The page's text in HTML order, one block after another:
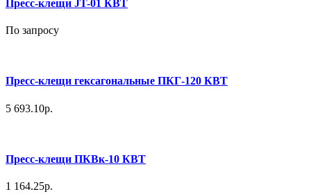
Пресс-клещи JT-01 КВТ
По запросу
Пресс-клещи гексагональные ПКГ-120 КВТ
5 693.10р.
Пресс-клещи ПКВк-10 КВТ
1 164.25р.